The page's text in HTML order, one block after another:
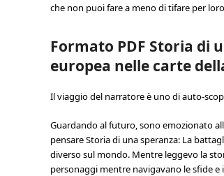
che non puoi fare a meno di tifare per
Formato PDF Storia di
europea nelle carte
Il viaggio del narratore è uno di auto-
Guardando al futuro, sono emozionato
pensare Storia di una speranza: La
diverso sul mondo. Mentre leggevo la
personaggi mentre navigavano le sfide